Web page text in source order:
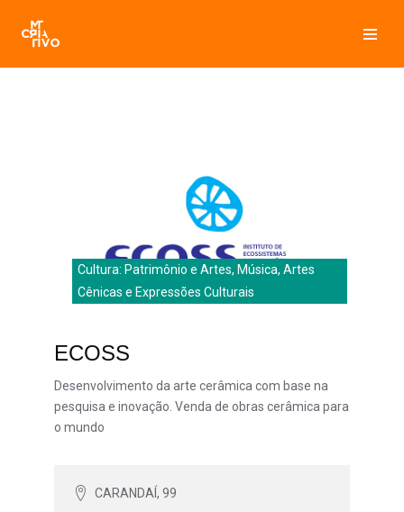
Pular
para
Cultura: Patrimônio e Artes, Música, Artes
Cênicas e Expressões Culturais
ECOSS
Desenvolvimento da arte cerâmica com base na
pesquisa e inovação. Venda de obras cerâmica para
o mundo
CARANDAÍ, 99